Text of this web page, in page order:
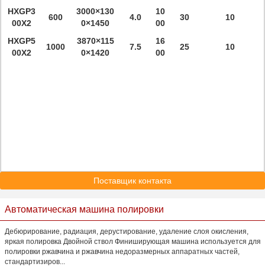
HXGP3
00X2
600
3000×130
0×1450
4.0
10
00
30 10
HXGP5
00X2
1000
3870×115
0×1420
7.5
16
00
25 10
Поставщик контакта
Автоматическая машина полировки
Дебюрирование, радиация, дерустирование, удаление слоя окисления,
яркая полировка Двойной ствол Финиширующая машина используется для
полировки ржавчина и ржавчина недоразмерных аппаратных частей,
стандартизиров...